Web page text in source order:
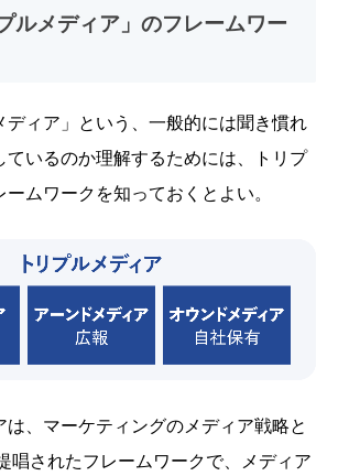
ルメディア」のフレームワー
ディア」という、一般的には聞き慣れ
ているのか理解するためには、トリプ
ムワークを知っておくとよい。
は、マーケティングのメディア戦略と
唱されたフレームワークで、メディア